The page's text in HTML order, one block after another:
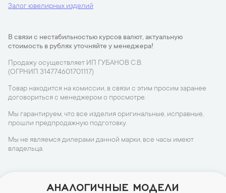
Залог ювелирных изделий
В связи с нестабильностью курсов валют, актуальную
стоимость в рублях уточняйте у менеджера!
Продажу осуществляет ИП ГУБАНОВ С.В.
(ОГРНИП 314774601701117)
Товар находится на комиссии, в связи с этим просим заранее
договориться с менеджером о просмотре.
Мы гарантируем, что все изделия оригинальные, исправные,
прошли предпродажную подготовку.
Мы не являемся дилерами данной марки, все часы имеют
владельца.
АНАЛОГИЧНЫЕ МОДЕЛИ